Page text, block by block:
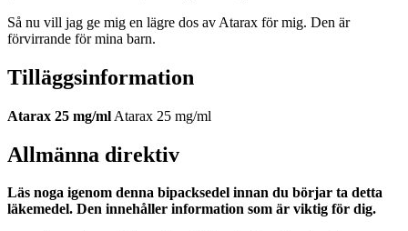
Så nu vill jag ge mig en lägre dos av Atarax för mig. Den är
förvirrande för mina barn.
Tilläggsinformation
Atarax 25 mg/ml Atarax 25 mg/ml
Allmänna direktiv
Läs noga igenom denna bipacksedel innan du börjar ta detta
läkemedel. Den innehåller information som är viktig för dig.